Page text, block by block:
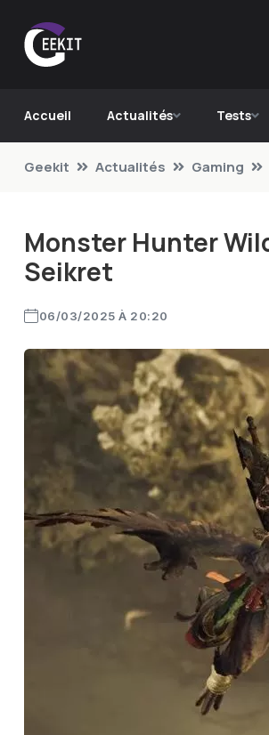
Accueil Actualités Tests
Geekit Actualités Gaming
Monster Hunter
Seikret
06/03/2025 À 20:20